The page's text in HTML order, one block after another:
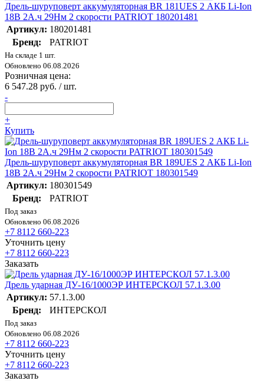
Дрель-шуруповерт аккумуляторная BR 181UES 2 АКБ Li-Ion
18В 2А.ч 29Нм 2 скорости PATRIOT 180201481
Артикул: 180201481
Бренд:
PATRIOT
На складе 1 шт.
Обновлено 06.08.2026
Розничная цена:
6 547.28 руб. / шт.
-
+
Купить
Дрель-шуруповерт аккумуляторная BR 189UES 2 АКБ Li-Ion
18В 2А.ч 29Нм 2 скорости PATRIOT 180301549
Артикул: 180301549
Бренд:
PATRIOT
Под заказ
Обновлено 06.08.2026
+7 8112 660-223
Уточнить цену
+7 8112 660-223
Заказать
Дрель ударная ДУ-16/1000ЭР ИНТЕРСКОЛ 57.1.3.00
Артикул: 57.1.3.00
Бренд:
ИНТЕРСКОЛ
Под заказ
Обновлено 06.08.2026
+7 8112 660-223
Уточнить цену
+7 8112 660-223
Заказать